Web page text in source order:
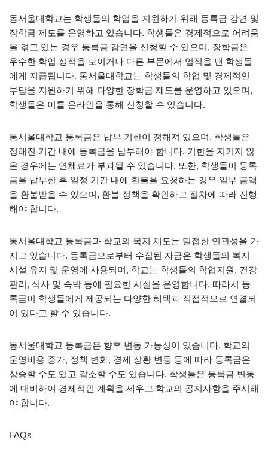
동서울대학교는 학생들의 학업을 지원하기 위해 등록금 감면 및
장학금 제도를 운영하고 있습니다. 학생들은 경제적으로 어려움
을 겪고 있는 경우 등록금 감면을 신청할 수 있으며, 장학금은
우수한 학업 성적을 보이거나 다른 부문에서 업적을 낸 학생들
에게 지급됩니다. 동서울대학교는 학생들의 학업 및 경제적인
부담을 지원하기 위해 다양한 장학금 제도를 운영하고 있으며,
학생들은 이를 온라인을 통해 신청할 수 있습니다.
동서울대학교 등록금은 납부 기한이 정해져 있으며, 학생들은
정해진 기간 내에 등록금을 납부해야 합니다. 기한을 지키지 않
은 경우에는 연체료가 부과될 수 있습니다. 또한, 학생들이 등록
금을 납부한 후 일정 기간 내에 환불을 요청하는 경우 일부 금액
을 환불받을 수 있으며, 환불 정책을 확인하고 절차에 따라 진행
해야 합니다.
동서울대학교 등록금과 학교의 복지 제도는 밀접한 연관성을 가
지고 있습니다. 등록금으로부터 수집된 자금은 학생들의 복지
시설 유지 및 운영에 사용되며, 학교는 학생들의 학업지원, 건강
관리, 식사 및 숙박 등에 필요한 시설을 운영합니다. 따라서 등
록금이 학생들에게 제공되는 다양한 혜택과 직접적으로 연결되
어 있다고 할 수 있습니다.
동서울대학교 등록금은 향후 변동 가능성이 있습니다. 학교의
운영비용 증가, 정책 변화, 경제 상황 변동 등에 따라 등록금은
상승할 수도 있고 감소할 수도 있습니다. 학생들은 등록금 변동
에 대비하여 경제적인 계획을 세우고 학교의 공지사항을 주시해
야 합니다.
FAQs